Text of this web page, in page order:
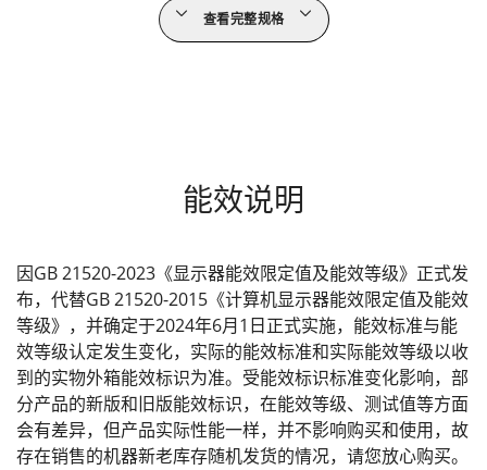
查看完整规格
能效说明
因GB 21520-2023《显示器能效限定值及能效等级》正式发
布，代替GB 21520-2015《计算机显示器能效限定值及能效
等级》，并确定于2024年6月1日正式实施，能效标准与能
效等级认定发生变化，实际的能效标准和实际能效等级以收
到的实物外箱能效标识为准。受能效标识标准变化影响，部
分产品的新版和旧版能效标识，在能效等级、测试值等方面
会有差异，但产品实际性能一样，并不影响购买和使用，故
存在销售的机器新老库存随机发货的情况，请您放心购买。